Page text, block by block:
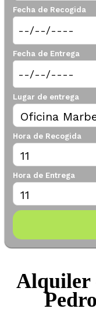
Fecha de Recogida
Fecha de Entrega
Lugar de entrega
Hora de Recogida
Hora de Entrega
Alquiler